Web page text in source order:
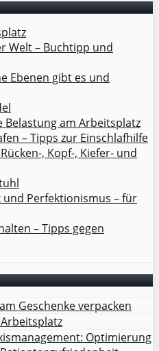
Welt – Buchtipp und
Ebenen gibt es und
Belastung am Arbeitsplatz
– Tipps zur Einschlafhilfe
, Kopf-, Kiefer- und
Perfektionismus – für
– Tipps gegen
Geschenke verpacken
Optimierung